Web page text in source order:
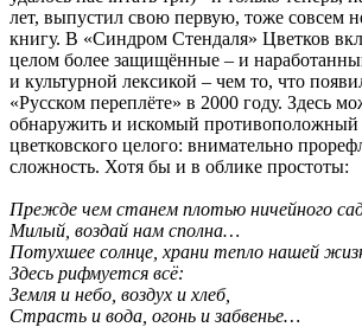
лет, выпустил свою первую, тоже совсем
книгу. В «Синдром Стендаля» Цветков
целом более защищённые – и
и культурной лексикой – чем то, что
«Русском переплёте» в 2000 году. Здесь
обнаружить и искомый
цветковского целого: внимательно
сложность. Хотя бы и в облике простоты:
Прежде чем станем плотью ничейного
Милый, воздай нам сполна…
Потухшее солнце, храни тепло нашей
Здесь рифмуется всё:
Земля и небо, воздух и хлеб,
Страсть и вода, огонь и забвенье…